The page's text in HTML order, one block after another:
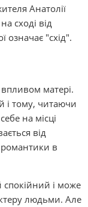
Анатолії
сході від
означає "схід".
матері.
і тому, читаючи
на місці
від
романтики в
і може
людьми. Але